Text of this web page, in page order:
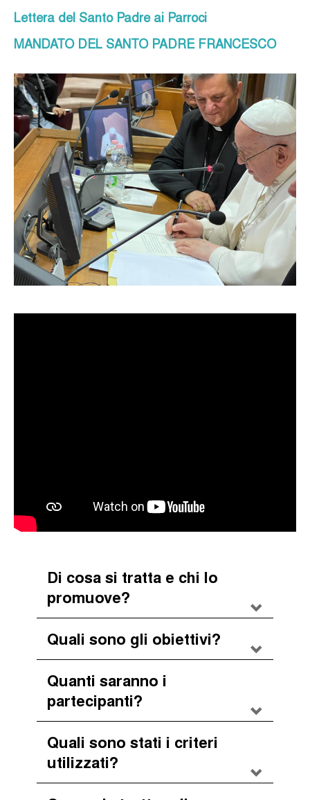
Lettera del Santo Padre ai Parroci
MANDATO DEL SANTO PADRE FRANCESCO
Di cosa si tratta e chi lo
promuove?
Quali sono gli obiettivi?
Quanti saranno i
partecipanti?
Quali sono stati i criteri
utilizzati?